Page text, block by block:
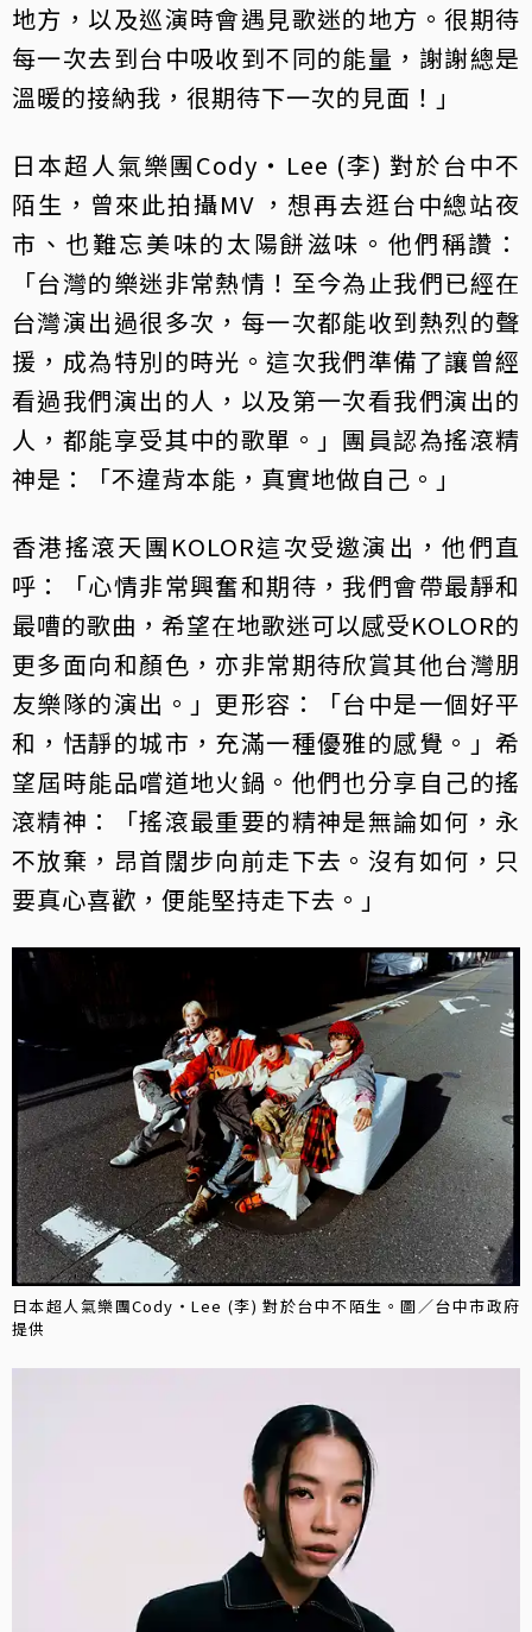
地方，以及巡演時會遇見歌迷的地方。很期待
每一次去到台中吸收到不同的能量，謝謝總是
溫暖的接納我，很期待下一次的見面！」
日本超人氣樂團Cody・Lee (李) 對於台中不
陌生，曾來此拍攝MV ，想再去逛台中總站夜
市、也難忘美味的太陽餅滋味。他們稱讚：
「台灣的樂迷非常熱情！至今為止我們已經在
台灣演出過很多次，每一次都能收到熱烈的聲
援，成為特別的時光。這次我們準備了讓曾經
看過我們演出的人，以及第一次看我們演出的
人，都能享受其中的歌單。」團員認為搖滾精
神是：「不違背本能，真實地做自己。」
香港搖滾天團KOLOR這次受邀演出，他們直
呼：「心情非常興奮和期待，我們會帶最靜和
最嘈的歌曲，希望在地歌迷可以感受KOLOR的
更多面向和顏色，亦非常期待欣賞其他台灣朋
友樂隊的演出。」更形容：「台中是一個好平
和，恬靜的城市，充滿一種優雅的感覺。」希
望屆時能品嚐道地火鍋。他們也分享自己的搖
滾精神：「搖滾最重要的精神是無論如何，永
不放棄，昂首闊步向前走下去。沒有如何，只
要真心喜歡，便能堅持走下去。」
日本超人氣樂團Cody・Lee (李) 對於台中不陌生。圖／台中市政府
提供